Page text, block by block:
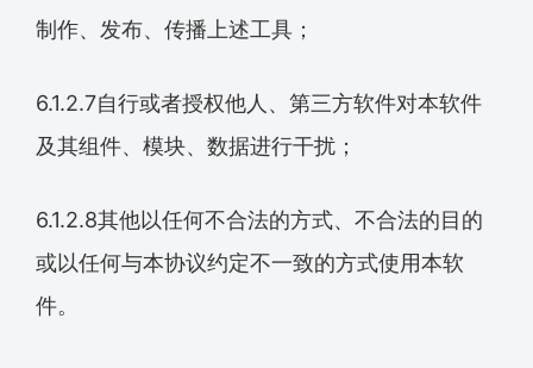
制作、发布、传播上述工具；
6.1.2.7自行或者授权他人、第三方软件对本软件
及其组件、模块、数据进行干扰；
6.1.2.8其他以任何不合法的方式、不合法的目的
或以任何与本协议约定不一致的方式使用本软
件。